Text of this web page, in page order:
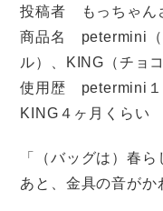
投稿者 もっちゃん
商品名 petermini（
ル）、KING（チョコ
使用歴 petermini１
KING４ヶ月くらい
「（バッグは）春
あと、金具の音がか